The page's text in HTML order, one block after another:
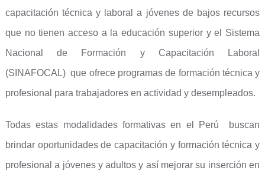
capacitación técnica y laboral a jóvenes de bajos recursos
que no tienen acceso a la educación superior y el Sistema
Nacional de Formación y Capacitación Laboral
(SINAFOCAL) que ofrece programas de formación técnica y
profesional para trabajadores en actividad y desempleados.
Todas estas modalidades formativas en el Perú buscan
brindar oportunidades de capacitación y formación técnica y
profesional a jóvenes y adultos y así mejorar su inserción en